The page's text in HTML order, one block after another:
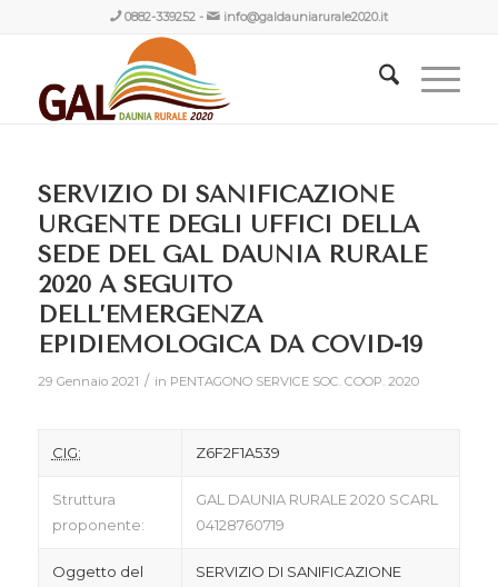
0882-339252- info@galdauniarurale2020.it
SERVIZIO DI SANIFICAZIONE
URGENTE DEGLI UFFICI DELLA
SEDE DEL GAL DAUNIA RURALE
2020 A SEGUITO
DELL’EMERGENZA
EPIDIEMOLOGICA DA COVID-19
29 Gennaio 2021 / in PENTAGONO SERVICE SOC. COOP. 2020
CIG: Z6F2F1A539
Struttura
proponente:
GAL DAUNIA RURALE 2020 SCARL
04128760719
Oggetto del
SERVIZIO DI SANIFICAZIONE